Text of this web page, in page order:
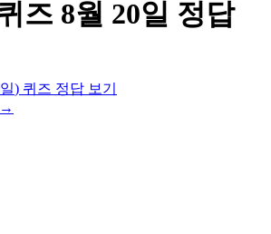
즈 8월 20일 정답
) 퀴즈 정답 보기
→